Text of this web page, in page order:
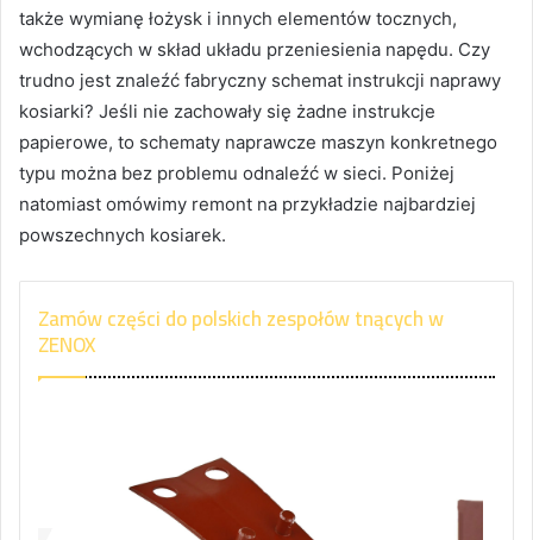
także wymianę łożysk i innych elementów tocznych,
wchodzących w skład układu przeniesienia napędu. Czy
trudno jest znaleźć fabryczny schemat instrukcji naprawy
kosiarki? Jeśli nie zachowały się żadne instrukcje
papierowe, to schematy naprawcze maszyn konkretnego
typu można bez problemu odnaleźć w sieci. Poniżej
natomiast omówimy remont na przykładzie najbardziej
powszechnych kosiarek.
Zamów części do polskich zespołów tnących w
ZENOX